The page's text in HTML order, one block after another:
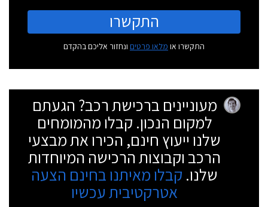
התקשרו
התקשרו או מלאו פרטים ונחזור אליכם בהקדם
מעוניינים ברכישת רכב? הגעתם
למקום הנכון. קבלו מהמומחים
שלנו ייעוץ חינם, הכירו את מבצעי
הרכב וקבוצות הרכישה המיוחדות
שלנו. קבלו מאיתנו בחינם הצעה
אטרקטיבית עכשיו